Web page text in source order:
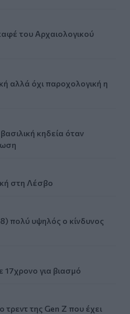
του Αρχαιολογικού
αλλά όχι παροχολογική η
κηδεία όταν
στη Λέσβο
πολύ υψηλός ο κίνδυνος
17χρονο για βιασμό
τρεντ της Gen Z που έχει